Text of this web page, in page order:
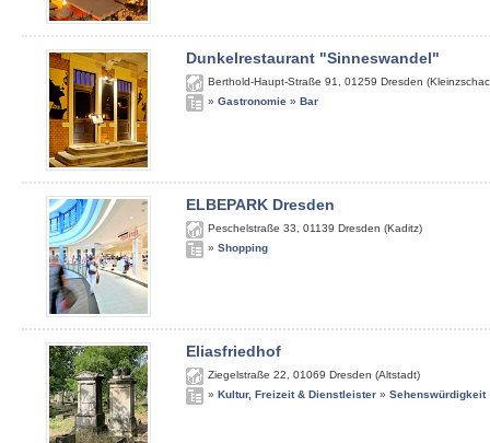
Dunkelrestaurant "Sinneswandel"
Berthold-Haupt-Straße 91 01259 Dresden
» Gastronomie » Bar
ELBEPARK Dresden
Peschelstraße 33 01139 Dresden (Kaditz)
» Shopping
Eliasfriedhof
Ziegelstraße 22 01069 Dresden (Altstadt)
» Kultur, Freizeit & Dienstleister » Sehenswürdigkeit